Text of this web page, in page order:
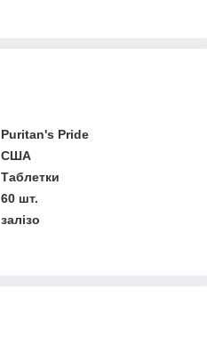
Puritan's Pride
США
Таблетки
60 шт.
залізо